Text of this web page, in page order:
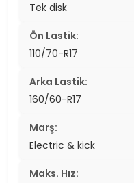
Tek disk
Ön Lastik:
110/70-R17
Arka Lastik:
160/60-R17
Marş:
Electric & kick
Maks. Hız: